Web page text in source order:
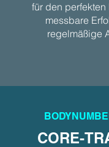
für den
messbare
regelmäßige
CORE-